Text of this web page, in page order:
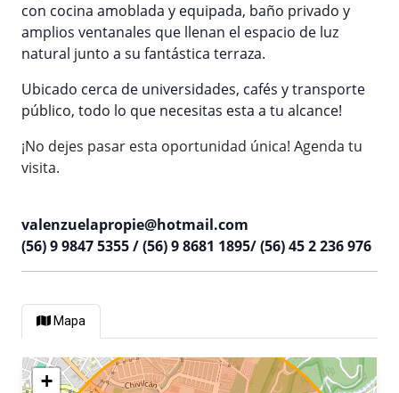
con cocina amoblada y equipada, baño privado y
amplios ventanales que llenan el espacio de luz
natural junto a su fantástica terraza.
Ubicado cerca de universidades, cafés y transporte
público, todo lo que necesitas esta a tu alcance!
¡No dejes pasar esta oportunidad única! Agenda tu
visita.
valenzuelapropie@hotmail.com
(56) 9 9847 5355 / (56) 9 8681 1895/ (56) 45 2 236 976
Mapa
+